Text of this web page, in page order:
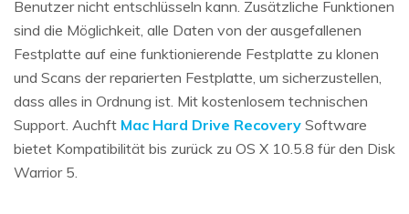
Benutzer nicht entschlüsseln kann. Zusätzliche Funktionen
sind die Möglichkeit, alle Daten von der ausgefallenen
Festplatte auf eine funktionierende Festplatte zu klonen
und Scans der reparierten Festplatte, um sicherzustellen,
dass alles in Ordnung ist. Mit kostenlosem technischen
Support. Auchft Mac Hard Drive Recovery Software
bietet Kompatibilität bis zurück zu OS X 10.5.8 für den Disk
Warrior 5.